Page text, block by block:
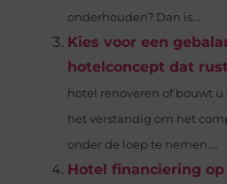
onderhouden? Dan is...
Kies voor een
hotelconcept dat
hotel renoveren of bouwt
het verstandig om het
onder de loep te nemen....
Hotel financiering